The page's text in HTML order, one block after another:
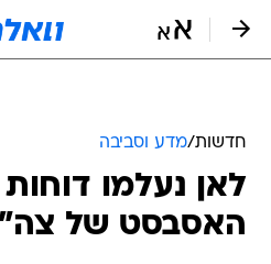
חדשות/מדע וסביבה
לאן נעלמו דוחות
האסבסט של